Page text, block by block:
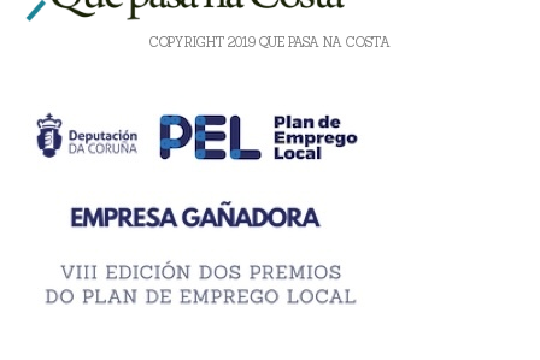
COPYRIGHT 2019 QUE PASA NA COSTA